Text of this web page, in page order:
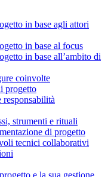
in base agli attori
in base al focus
in base all’ambito di
coinvolte
progetto
strumenti e rituali
di progetto
tecnici collaborativi
e la sua gestione